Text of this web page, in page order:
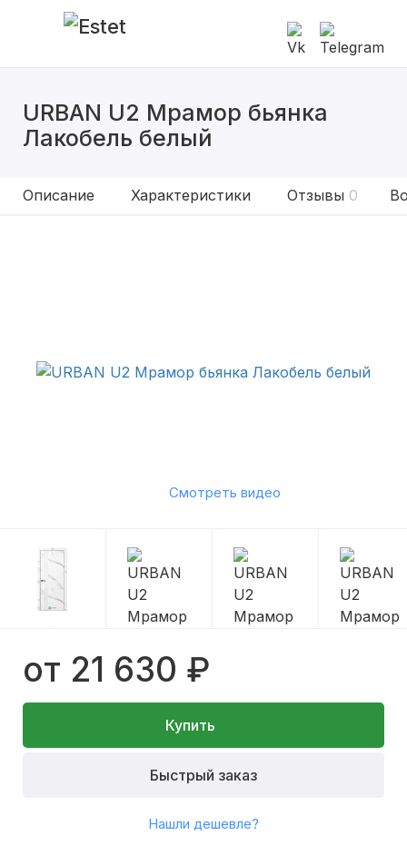
URBAN U2 Мрамор бьянка
Лакобель белый
Описание Характеристики Отзывы 0
Смотреть видео
от 21 630 ₽
Купить
Быстрый заказ
Нашли дешевле?